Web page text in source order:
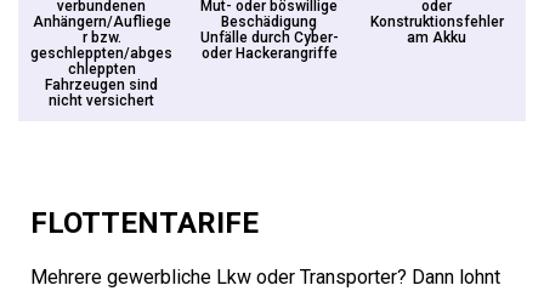
verbundenen
Anhängern/Aufliege
r bzw.
geschleppten/abges
chleppten
Fahrzeugen sind
nicht versichert
Mut- oder böswillige
Beschädigung
Unfälle durch Cyber-
oder Hackerangriffe
oder
Konstruktionsfehler
am Akku
FLOTTENTARIFE
Mehrere gewerbliche Lkw oder Transporter? Dann lohnt